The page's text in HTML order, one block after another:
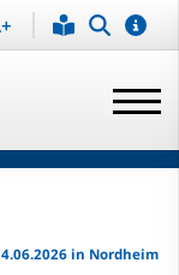
in Nordheim